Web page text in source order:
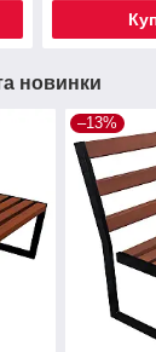
новинки
–13%